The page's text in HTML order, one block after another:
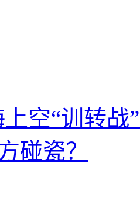
空“训转
碰瓷？